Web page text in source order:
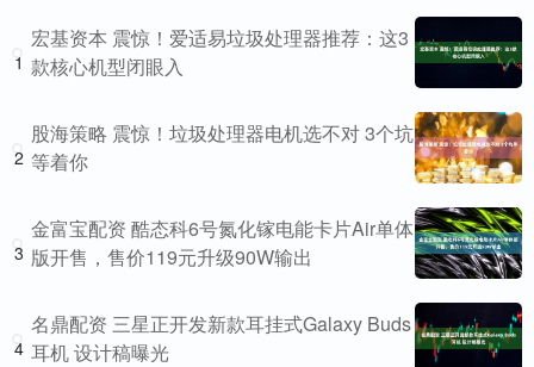
1
宏基资本 震惊！爱适易垃圾处理器推荐：这3
款核心机型闭眼入
2
股海策略 震惊！垃圾处理器电机选不对 3个坑
等着你
3
金富宝配资 酷态科6号氮化镓电能卡片Air单体
版开售，售价119元升级90W输出
4
名鼎配资 三星正开发新款耳挂式Galaxy Buds
耳机 设计稿曝光